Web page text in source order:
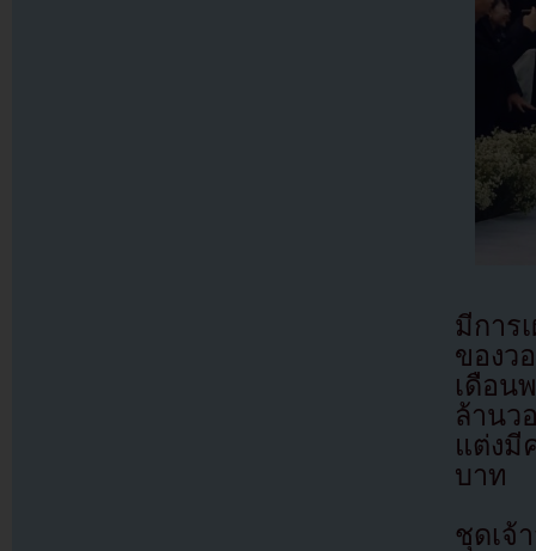
มีการ
ของว
เดือ
ล้านว
แต่งมี
บาท
ชุดเจ้